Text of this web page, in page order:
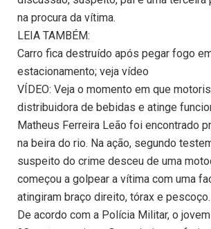
na procura da vítima.
LEIA TAMBÉM:
Carro fica destruído após pegar fogo
estacionamento; veja vídeo
VÍDEO: Veja o momento em que
distribuidora de bebidas e atinge
Matheus Ferreira Leão foi encontrado
na beira do rio. Na ação, segundo
suspeito do crime desceu de uma
começou a golpear a vítima com uma
atingiram braço direito, tórax e pescoço.
De acordo com a Polícia Militar, o